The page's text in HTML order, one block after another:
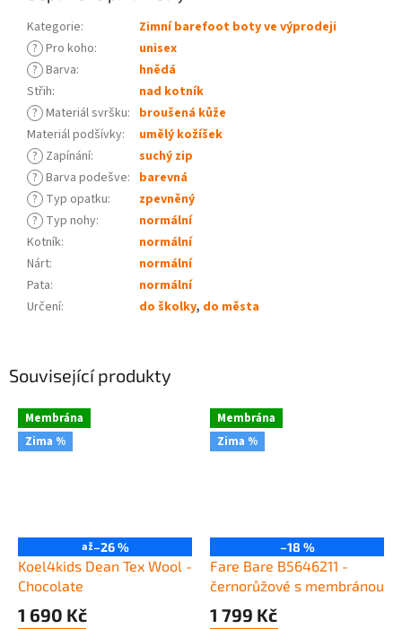
Související produkty
Membrána
Zima %
až–26 %
Koel4kids Dean Tex Wool -
Chocolate
1 690 Kč
Membrána
Zima %
–18 %
Fare Bare B5646211 -
černorůžové s membránou
1 799 Kč
Kategorie:
Zimní barefoot boty ve výprodeji
? Pro koho:
unisex
? Barva:
hnědá
Střih:
nad kotník
? Materiál svršku: broušená kůže
Materiál podšívky:
umělý kožíšek
? Zapínání:
suchý zip
? Barva podešve: barevná
? Typ opatku:
zpevněný
? Typ nohy:
normální
Kotník:
normální
Nárt:
normální
Pata:
normální
Určení: do školky, do města